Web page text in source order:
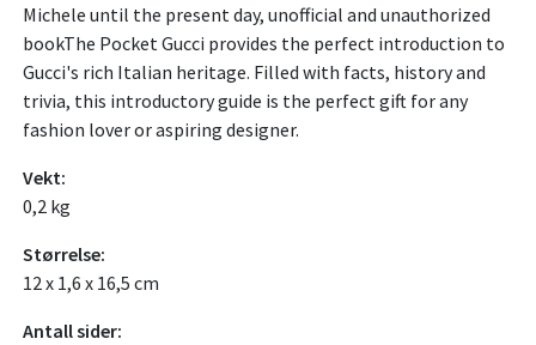
Michele until the present day, unofficial and unauthorized
bookThe Pocket Gucci provides the perfect introduction to
Gucci's rich Italian heritage. Filled with facts, history and
trivia, this introductory guide is the perfect gift for any
fashion lover or aspiring designer.
Vekt:
0,2 kg
Størrelse:
12 x 1,6 x 16,5 cm
Antall sider: